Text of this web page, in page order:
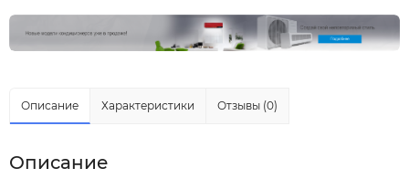
Описание Характеристики Отзывы (0)
Описание